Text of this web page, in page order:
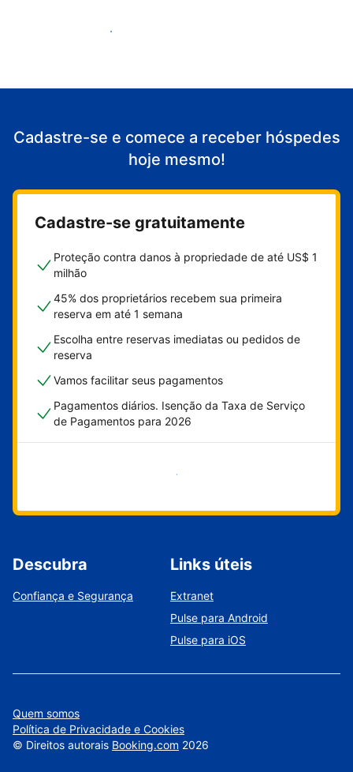
Comece a receber hóspedes
Cadastre-se e comece a receber hóspedes
hoje mesmo!
Cadastre-se gratuitamente
Proteção contra danos à propriedade de até US$ 1
milhão
45% dos proprietários recebem sua primeira
reserva em até 1 semana
Escolha entre reservas imediatas ou pedidos de
reserva
Vamos facilitar seus pagamentos
Pagamentos diários. Isenção da Taxa de Serviço
de Pagamentos para 2026
Comece agora
Descubra
Confiança e Segurança
Links úteis
Extranet
Pulse para Android
Pulse para iOS
Quem somos
Política de Privacidade e Cookies
© Direitos autorais Booking.com 2026